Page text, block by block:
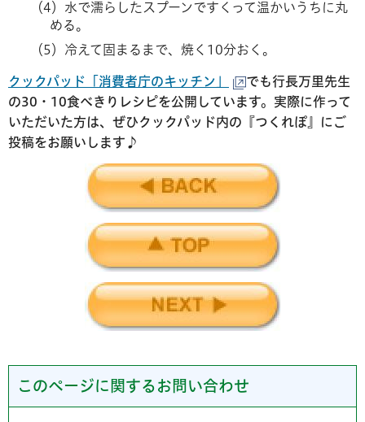
（4）水で濡らしたスプーンですくって温かいうちに丸
める。
（5）冷えて固まるまで、焼く10分おく。
クックパッド「消費者庁のキッチン」
でも行長万里先生
の30・10食べきりレシピを公開しています。実際に作って
いただいた方は、ぜひクックパッド内の『つくれぽ』にご
投稿をお願いします♪
このページに関するお問い合わせ